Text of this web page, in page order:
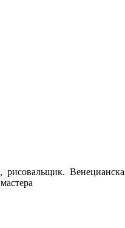
рисовальщик.